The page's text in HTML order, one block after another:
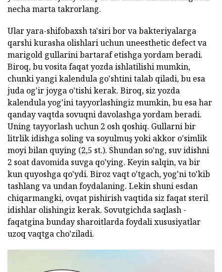
necha marta takrorlang.
Ular yara-shifobaxsh ta'siri bor va bakteriyalarga
qarshi kurasha olishlari uchun uneesthetic defect va
marigold gullarini bartaraf etishga yordam beradi.
Biroq, bu vosita faqat yozda ishlatilishi mumkin,
chunki yangi kalendula go'shtini talab qiladi, bu esa
juda og'ir joyga o'tishi kerak. Biroq, siz yozda
kalendula yog'ini tayyorlashingiz mumkin, bu esa har
qanday vaqtda sovuqni davolashga yordam beradi.
Uning tayyorlash uchun 2 osh qoshiq. Gullarni bir
litrlik idishga soling va soyulmuş yoki akkor o'simlik
moyi bilan quying (2,5 st.). Shundan so'ng, suv idishni
2 soat davomida suvga qo'ying. Keyin salqin, va bir
kun quyoshga qo'ydi. Biroz vaqt o'tgach, yog'ni to'kib
tashlang va undan foydalaning. Lekin shuni esdan
chiqarmangki, ovqat pishirish vaqtida siz faqat steril
idishlar olishingiz kerak. Sovutgichda saqlash -
faqatgina bunday sharoitlarda foydali xususiyatlar
uzoq vaqtga cho'ziladi.